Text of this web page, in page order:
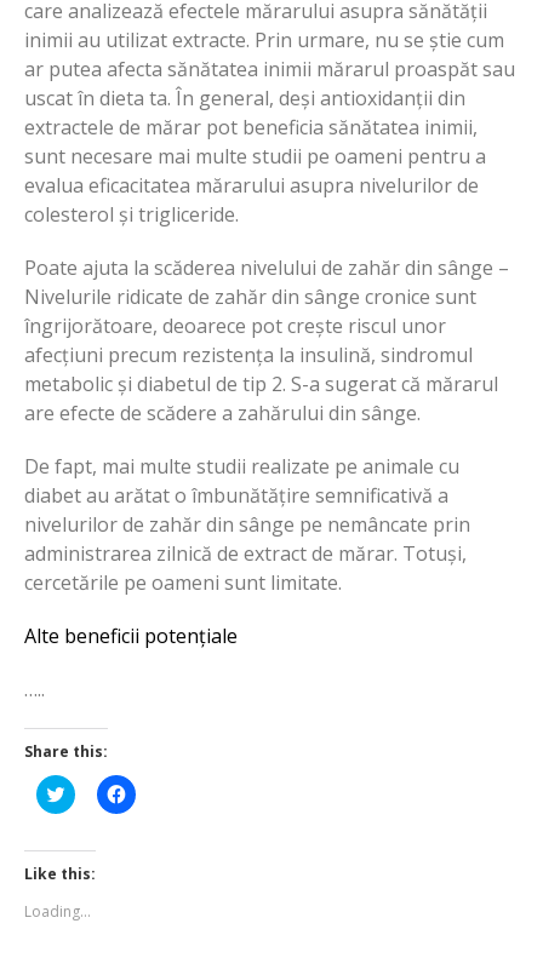
care analizează efectele mărarului asupra sănătății
inimii au utilizat extracte. Prin urmare, nu se știe cum
ar putea afecta sănătatea inimii mărarul proaspăt sau
uscat în dieta ta. În general, deși antioxidanții din
extractele de mărar pot beneficia sănătatea inimii,
sunt necesare mai multe studii pe oameni pentru a
evalua eficacitatea mărarului asupra nivelurilor de
colesterol și trigliceride.
Poate ajuta la scăderea nivelului de zahăr din sânge –
Nivelurile ridicate de zahăr din sânge cronice sunt
îngrijorătoare, deoarece pot crește riscul unor
afecțiuni precum rezistența la insulină, sindromul
metabolic și diabetul de tip 2. S-a sugerat că mărarul
are efecte de scădere a zahărului din sânge.
De fapt, mai multe studii realizate pe animale cu
diabet au arătat o îmbunătățire semnificativă a
nivelurilor de zahăr din sânge pe nemâncate prin
administrarea zilnică de extract de mărar. Totuși,
cercetările pe oameni sunt limitate.
Alte beneficii potențiale
…..
Share this:
Click
to
Twitter
(Opens
in
window)
Click
to
Like this:
Loading...